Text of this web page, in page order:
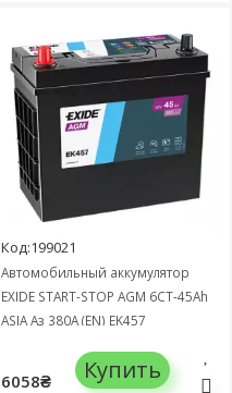
Код:199021
Автомобильный аккумулятор
EXIDE START-STOP AGM 6СТ-45Ah
ASIA Аз 380А (EN) EK457
6058₴ Купить